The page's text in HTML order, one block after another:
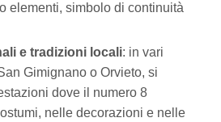
elementi, simbolo di continuità
e tradizioni locali: in vari
Gimignano o Orvieto, si
dove il numero 8
nelle decorazioni e nelle